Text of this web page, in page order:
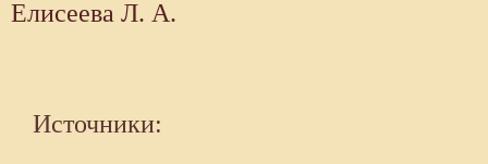
Елисеева Л. А.
Источники: